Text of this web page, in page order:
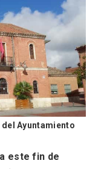
Ayuntamiento
este fin de
en el